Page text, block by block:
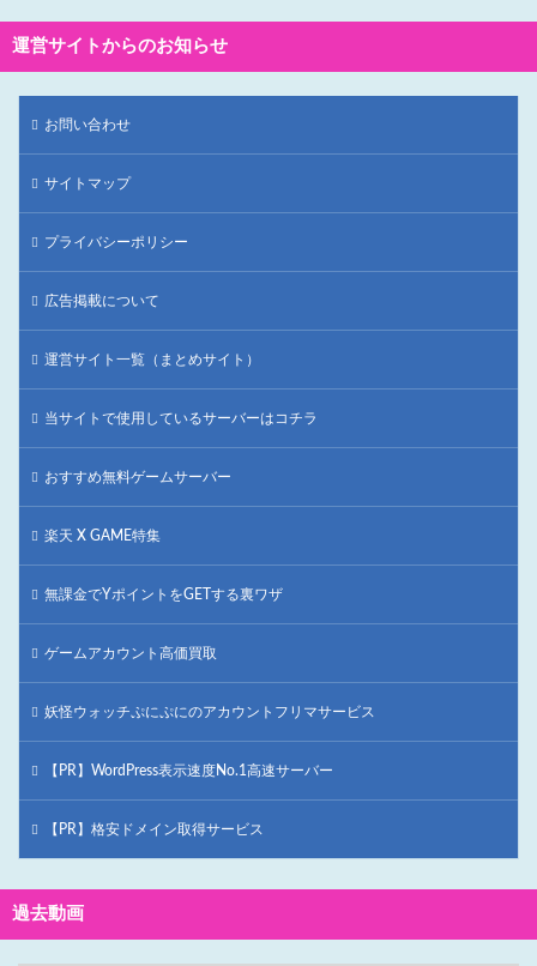
運営サイトからのお知らせ
お問い合わせ
サイトマップ
プライバシーポリシー
広告掲載について
運営サイト一覧（まとめサイト）
当サイトで使用しているサーバーはコチラ
おすすめ無料ゲームサーバー
楽天 X GAME特集
無課金でYポイントをGETする裏ワザ
ゲームアカウント高価買取
妖怪ウォッチぷにぷにのアカウントフリマサービス
【PR】WordPress表示速度No.1高速サーバー
【PR】格安ドメイン取得サービス
過去動画